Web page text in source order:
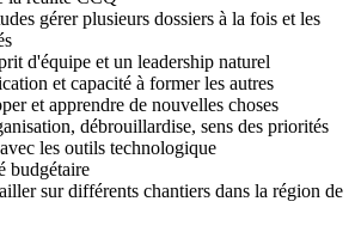
gérer plusieurs dossiers à la fois et les
d'équipe et un leadership naturel
et capacité à former les autres
et apprendre de nouvelles choses
débrouillardise, sens des priorités
les outils technologique
budgétaire
sur différents chantiers dans la région de